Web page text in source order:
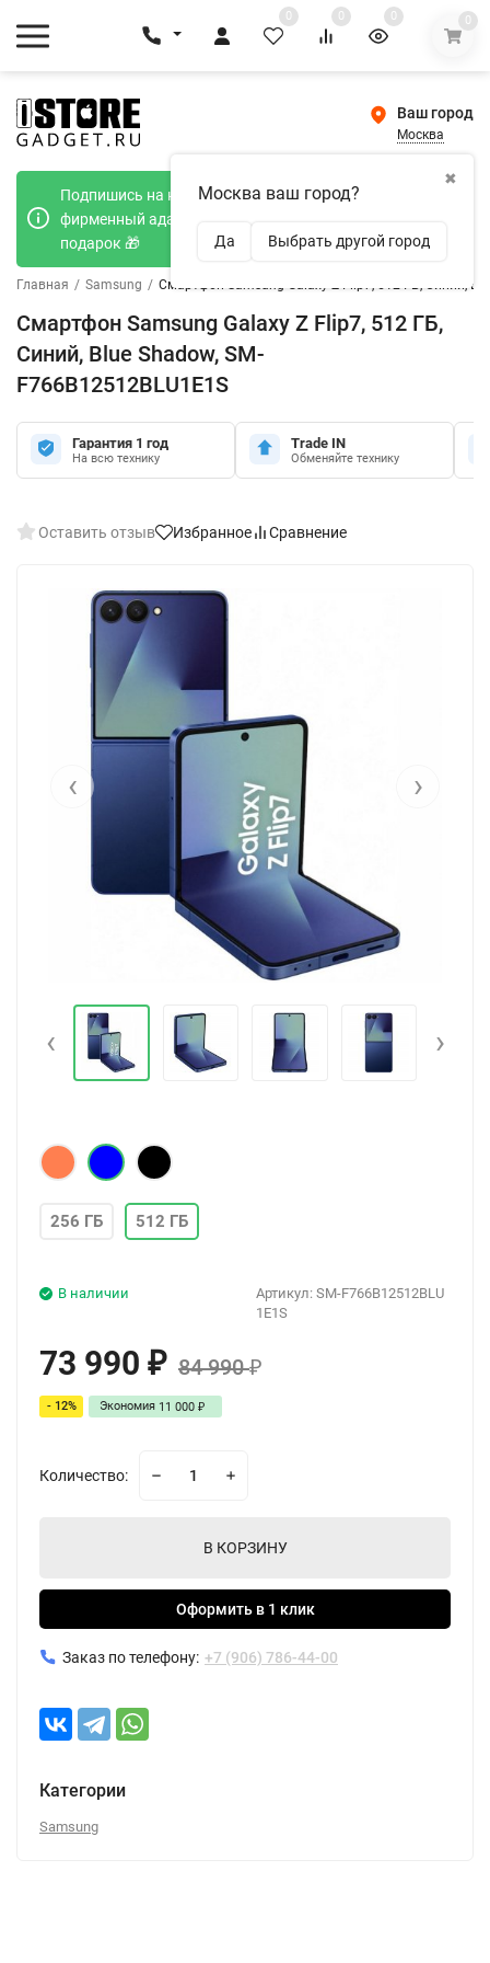
0 0 0 0
Ваш город
Москва
✖
Москва ваш город?
Да Выбрать другой город
Подпишись на наш телеграмм канал и получи
фирменный адаптер Type-C 20W при покупке в
подарок 🎁
Главная / Samsung / Смартфон Samsung Galaxy Z Flip7, 512 ГБ, Синий,
Смартфон Samsung Galaxy Z Flip7, 512 ГБ,
Синий, Blue Shadow, SM-
F766B12512BLU1E1S
Гарантия 1 год
На всю технику
Trade IN
Обменяйте технику
Оставить отзыв Избранное Сравнение
‹ ›
‹ ›
256 ГБ 512 ГБ
Артикул: SM-F766B12512BLU
1E1S
В наличии
73 990 ₽ 84 990₽
- 12% Экономия 11 000 ₽
Количество:
В КОРЗИНУ
Оформить в 1 клик
Заказ по телефону: +7 (906) 786-44-00
Категории
Samsung